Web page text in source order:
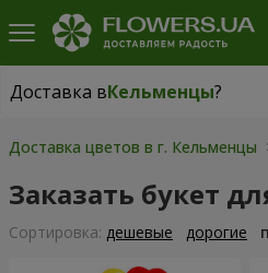
Доставка вКельменцы?
Доставка вКельменцы|
Доставка цветов в г. Кельменцы
Заказать букет
Cортировка: дешевые дорогие